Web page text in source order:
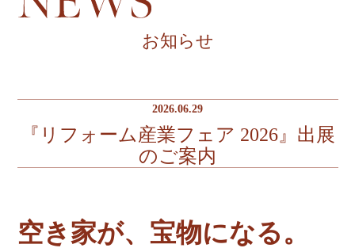
お知らせ
2026.06.29
『リフォーム産業フェア 2026』出展
のご案内
空き家が、宝物になる。